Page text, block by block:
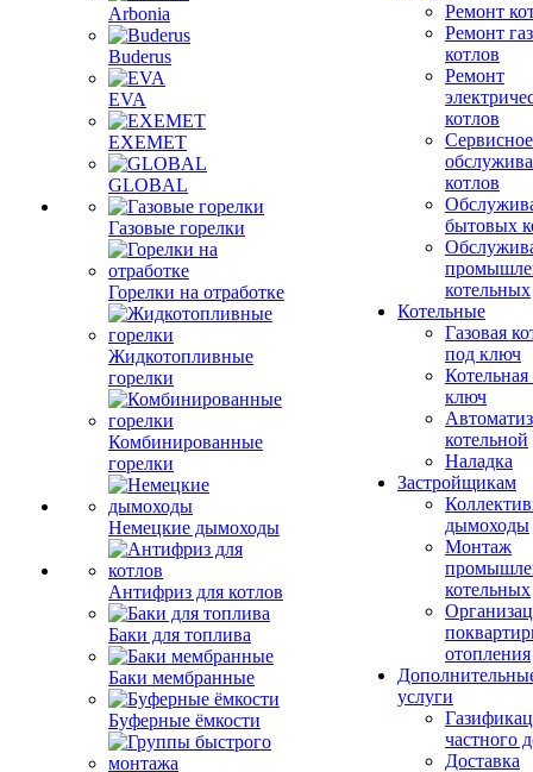
Arbonia
Buderus
EVA
EXEMET
GLOBAL
Газовые горелки
Горелки на отработке
Жидкотопливные
горелки
Комбинированные
горелки
Немецкие дымоходы
Антифриз для котлов
Баки для топлива
Баки мембранные
Буферные ёмкости
Ремонт
Ремонт
котлов
Ремонт
котлов
Сервисное
котлов
бытовых
котельных
Котельные
Газовая
под ключ
ключ
котельной
Наладка
Застройщикам
дымоходы
Монтаж
котельных
отопления
услуги
частного
Доставка